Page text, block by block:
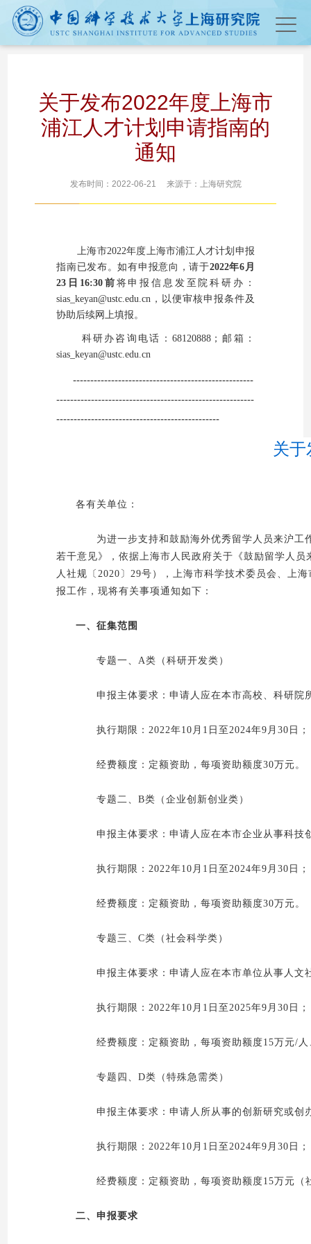
关于发布2022年度上海市
浦江人才计划申请指南的
通知
发布时间：2022-06-21 来源于：上海研究院
上海市2022年度上海市浦江人才计划 申报
指南已发布。如有申报意向，请于2022年6月
23日16:30前 将申报信息发至院科研办：
sias_keyan@ustc.edu.cn， 以便审核申报条件及
协助后续网上填报。
科研办咨询 电话：68120888； 邮箱：
sias_keyan@ustc.edu.cn
----------------------------------------------------
---------------------------------------------------------
-----------------------------------------------
关于
各有关单位：
为进一步支持和鼓励海外优秀留学人员来沪工
若干意见》，依据上海市人民政府关于《鼓励留学人
人社规〔2020〕29号），上海市科学技术委员会、上
报工作，现将有关事项通知如下：
一、征集范围
专题一、A类（科研开发类）
申报主体要求：申请人应在本市高校、科研院
执行期限：2022年10月1日至2024年9月30日；
经费额度：定额资助，每项资助额度30万元。
专题二、B类（企业创新创业类）
申报主体要求：申请人应在本市企业从事科技
执行期限：2022年10月1日至2024年9月30日；
经费额度：定额资助，每项资助额度30万元。
专题三、C类（社会科学类）
申报主体要求：申请人应在本市单位从事人文
执行期限：2022年10月1日至2025年9月30日；
经费额度：定额资助，每项资助额度15万元/人
专题四、D类（特殊急需类）
申报主体要求：申请人所从事的创新研究或创
执行期限：2022年10月1日至2024年9月30日；
经费额度：定额资助，每项资助额度15万元（
二、申报要求